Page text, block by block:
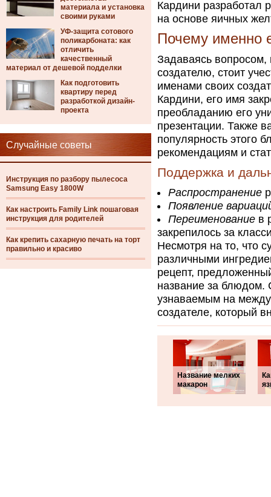
материала и установка
своими руками
УФ-защита сотового
поликарбоната: как
отличить
качественный
материал от дешевой подделки
Как подготовить
квартиру перед
разработкой дизайн-
проекта
Случайные советы
Инструкция по разбору пылесоса
Samsung Easy 1800W
Как настроить Family Link пошаговая
инструкция для родителей
Как крепить сахарную печать на торт
правильно и красиво
Кардини разработал
на основе яичных
Почему именно
Задаваясь вопросом,
создателю, стоит
именами своих
Кардини, его имя
преобладанию его
презентации. Также
популярность этого
рекомендациям и
Поддержка и
Распространение
Появление
Переименование в
закрепилось за
Несмотря на то, что
различными
рецепт,
название за блюдом.
узнаваемым на
создателе, который
Название мелких
макарон